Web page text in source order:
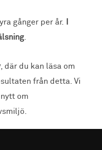
gånger per år.
.
, där du kan läsa om
från detta. Vi
om